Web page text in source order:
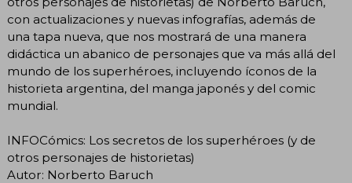
con actualizaciones y nuevas infografías, además de
una tapa nueva, que nos mostrará de una manera
didáctica un abanico de personajes que va más allá del
mundo de los superhéroes, incluyendo íconos de la
historieta argentina, del manga japonés y del comic
mundial.
INFOCómics: Los secretos de los superhéroes (y de
otros personajes de historietas)
Autor: Norberto Baruch